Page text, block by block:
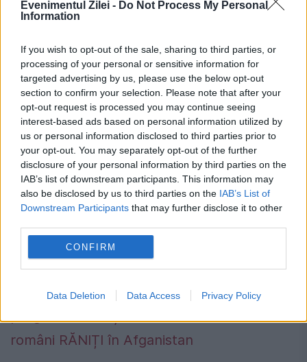
Evenimentul Zilei - Do Not Process My Personal
Information
If you wish to opt-out of the sale, sharing to third parties, or
processing of your personal or sensitive information for
targeted advertising by us, please use the below opt-out
section to confirm your selection. Please note that after your
opt-out request is processed you may continue seeing
interest-based ads based on personal information utilized by
us or personal information disclosed to third parties prior to
your opt-out. You may separately opt-out of the further
disclosure of your personal information by third parties on the
IAB’s list of downstream participants. This information may
also be disclosed by us to third parties on the IAB’s List of
Downstream Participants that may further disclose it to other
CONFIRM
Data Deletion Data Access Privacy Policy
Prințul Charles: „Este în regulă să
renunți la monarhie”. Procesul se poate
desfășura „calm și fără ranchiună”
24 IUNIE 2022
Prințul de Wales, viitorul șef al
Commonwealth-ului, a spus că procesul de
renunțare la monarhie se poate desfășura
„calm și fără ranchiună”. Este de așteptat să
facă aceste comentarii în...